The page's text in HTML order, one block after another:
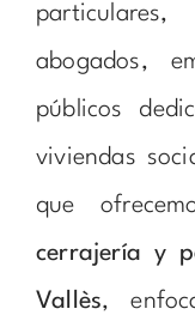
abogados,
públicos
viviendas
que
cerrajería y
Vallès,